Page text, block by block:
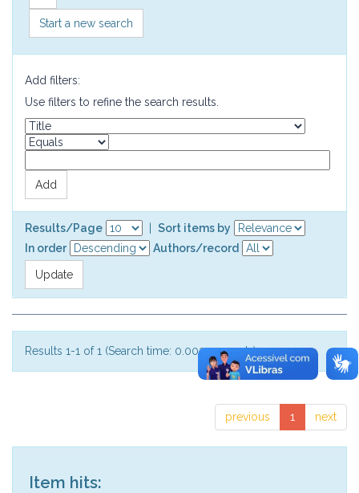
Start a new search
Add filters:
Use filters to refine the search results.
Results/Page
Sort items by
In order
Authors/record
Results 1-1 of 1 (Search time: 0.002 seconds).
previous 1 next
Item hits: